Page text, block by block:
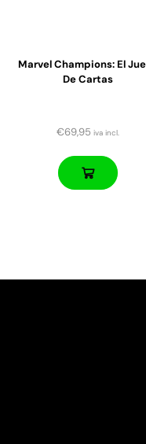
Marvel Champions: El
De Cartas
€69,95 iva incl.